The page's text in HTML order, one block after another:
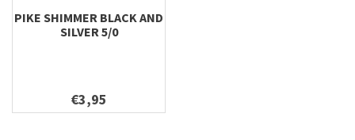
PIKE SHIMMER BLACK AND
SILVER 5/0
€3,95